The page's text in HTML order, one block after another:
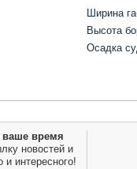
Ширина
Высота
Осадка
ваше время
новостей и
и интересного!